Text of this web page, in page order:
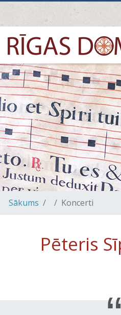
Sākums Koncerti
Pēteris